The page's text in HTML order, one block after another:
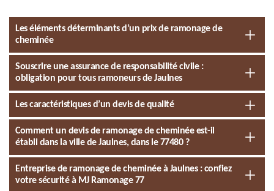
Les éléments déterminants d’un prix de ramonage de
cheminée
Souscrire une assurance de responsabilité civile :
obligation pour tous ramoneurs de Jaulnes
Les caractéristiques d’un devis de qualité
Comment un devis de ramonage de cheminée est-il
établi dans la ville de Jaulnes, dans le 77480 ?
Entreprise de ramonage de cheminée à Jaulnes : confiez
votre sécurité à MJ Ramonage 77